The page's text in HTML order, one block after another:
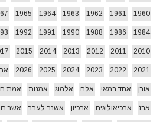
1960
1961
1962
1963
1964
1965
1984
1986
1988
1990
1991
1992
2010
2011
2012
2013
2014
2015
2021
2022
2023
2024
2025
2026
אורן אחד במאי אלה אלמוג אמנות אמת
ארז ארכיאולוגיה ארכיון אשנב לעבר אשר